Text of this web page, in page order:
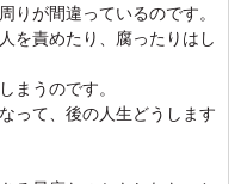
りが間違っているのです。
を責めたり、腐ったりはし
まうのです。
って、後の人生どうします